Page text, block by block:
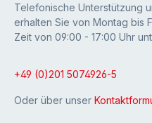
Telefonische Unterstützung
erhalten Sie von Montag bis
Zeit von 09:00 - 17:00 Uhr
+49 (0)201 5074926-5
Oder über unser